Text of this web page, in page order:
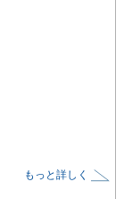
もっと詳しく